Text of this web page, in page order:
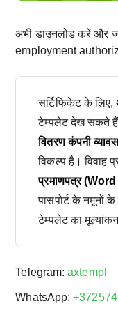
अभी डाउनलोड करें और
employment
सर्टिफिकेट के लिए,
टेम्पलेट देख सकते
वितरण कंपनी
विकल्प है। विवाह
प्रमाणपत्र
पासपोर्ट के नमूनों के
टेम्पलेट का
Telegram:axtempl
WhatsApp: